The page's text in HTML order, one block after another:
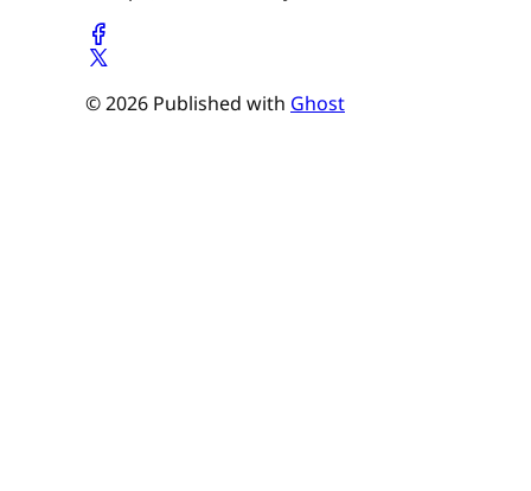
© 2026 Published with Ghost